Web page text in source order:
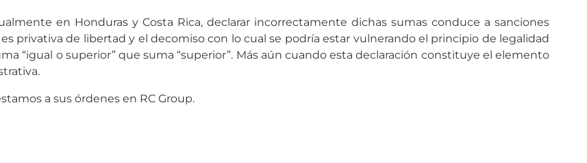
en Honduras y Costa Rica, declarar incorrectamente dichas sumas conduce a sanciones
privativa de libertad y el decomiso con lo cual se podría estar vulnerando el principio de legalidad
“igual o superior” que suma “superior”. Más aún cuando esta declaración constituye el elemento
a sus órdenes en RC Group.